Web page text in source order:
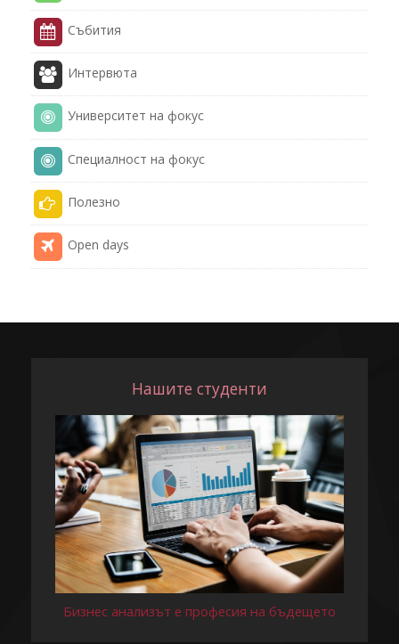
Събития
Интервюта
Университет на фокус
Специалност на фокус
Полезнo
Open days
Нашите студенти
Бизнес анализът е професия на бъдещето